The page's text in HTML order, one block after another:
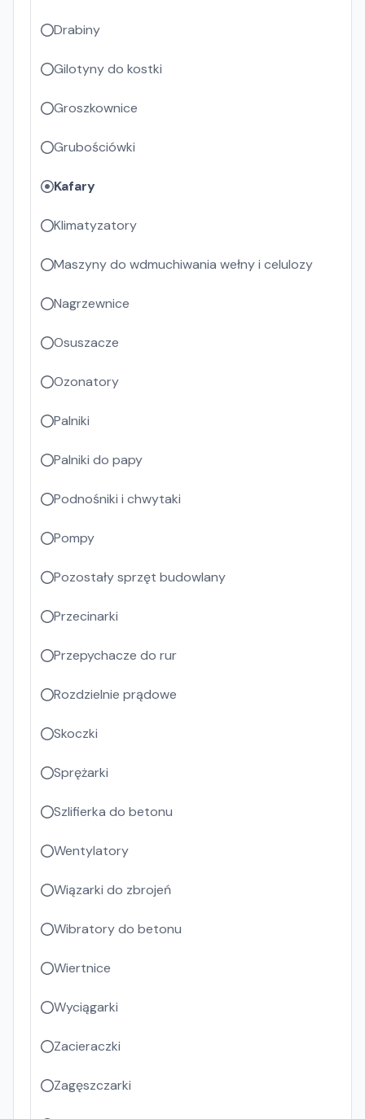
Drabiny
Gilotyny do kostki
Groszkownice
Grubościówki
Kafary
Klimatyzatory
Maszyny do wdmuchiwania wełny i celulozy
Nagrzewnice
Osuszacze
Ozonatory
Palniki
Palniki do papy
Podnośniki i chwytaki
Pompy
Pozostały sprzęt budowlany
Przecinarki
Przepychacze do rur
Rozdzielnie prądowe
Skoczki
Sprężarki
Szlifierka do betonu
Wentylatory
Wiązarki do zbrojeń
Wibratory do betonu
Wiertnice
Wyciągarki
Zacieraczki
Zagęszczarki